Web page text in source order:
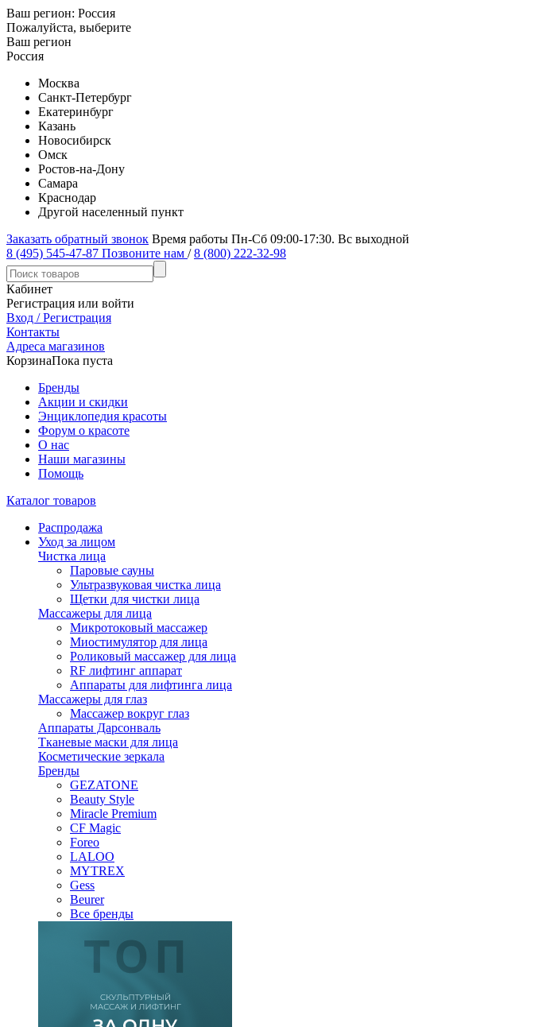
Ваш регион: Россия
Пожалуйста, выберите
Ваш регион
Россия
Москва
Санкт-Петербург
Екатеринбург
Казань
Новосибирск
Омск
Ростов-на-Дону
Самара
Краснодар
Другой населенный пункт
Заказать обратный звонок Время работы Пн-Сб 09:00-17:30. Вс выходной
8 (495) 545-47-87 Позвоните нам / 8 (800) 222-32-98
Кабинет
Регистрация или войти
Вход / Регистрация
Контакты
Адреса магазинов
КорзинаПока пуста
Бренды
Акции и скидки
Энциклопедия красоты
Форум о красоте
О нас
Наши магазины
Помощь
Каталог товаров
Распродажа
Уход за лицом
Чистка лица
Паровые сауны
Ультразвуковая чистка лица
Щетки для чистки лица
Массажеры для лица
Микротоковый массажер
Миостимулятор для лица
Роликовый массажер для лица
RF лифтинг аппарат
Аппараты для лифтинга лица
Массажеры для глаз
Массажер вокруг глаз
Аппараты Дарсонваль
Тканевые маски для лица
Косметические зеркала
Бренды
GEZATONE
Beauty Style
Miracle Premium
CF Magic
Foreo
LALOO
MYTREX
Gess
Beurer
Все бренды